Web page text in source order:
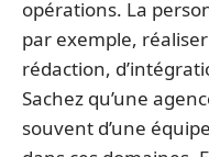
opérations. La
par exemple,
rédaction,
Sachez qu’une
souvent d’une